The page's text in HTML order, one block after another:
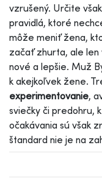
vzrušený. Určite
pravidlá, ktoré
môže meniť žena,
začať zhurta, ale
nové a lepšie. Muž
k akejkoľvek žene.
experimentovanie,
sviečky či predohru,
očakávania sú však
štandard nie je na